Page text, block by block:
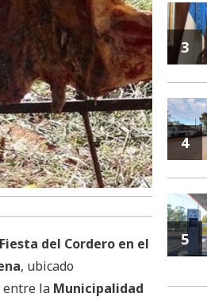
Fiesta del Cordero en el
, ubicado
entre la Municipalidad
3
4
5